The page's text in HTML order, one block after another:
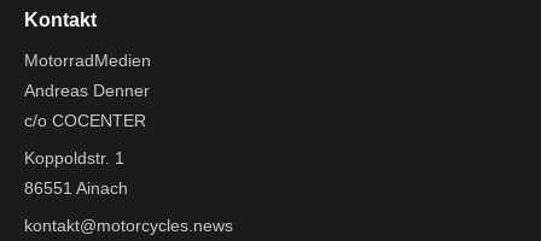
Kontakt
MotorradMedien
Andreas Denner
c/o COCENTER
Koppoldstr. 1
86551 Ainach
kontakt@motorcycles.news